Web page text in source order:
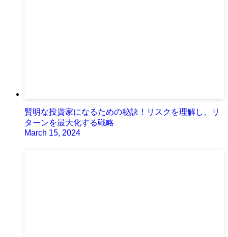
賢明な投資家になるための秘訣！リスクを理解し、リ
ターンを最大化する戦略
March 15, 2024